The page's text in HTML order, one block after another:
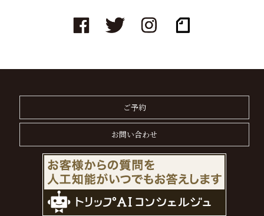
ご予約
お問い合わせ